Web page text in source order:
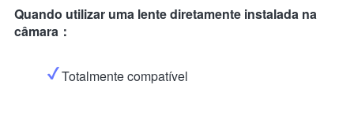
Quando utilizar uma lente diretamente instalada na
câmara：
Totalmente compatível